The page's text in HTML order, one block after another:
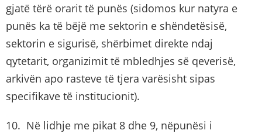
gjatë tërë orarit të punës (sidomos kur natyra e
punës ka të bëjë me sektorin e shëndetësisë,
sektorin e sigurisë, shërbimet direkte ndaj
qytetarit, organizimit të mbledhjes së qeverisë,
arkivën apo rasteve të tjera varësisht sipas
specifikave të institucionit).
10. Në lidhje me pikat 8 dhe 9, nëpunësi i